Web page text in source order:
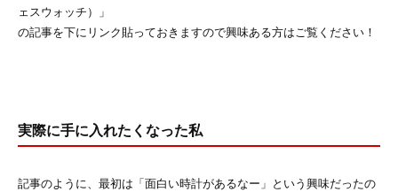
ェスウォッチ）」
の記事を下にリンク貼っておきますので興味ある方はご覧ください！
実際に手に入れたくなった私
記事のように、最初は「面白い時計があるなー」という興味だったの